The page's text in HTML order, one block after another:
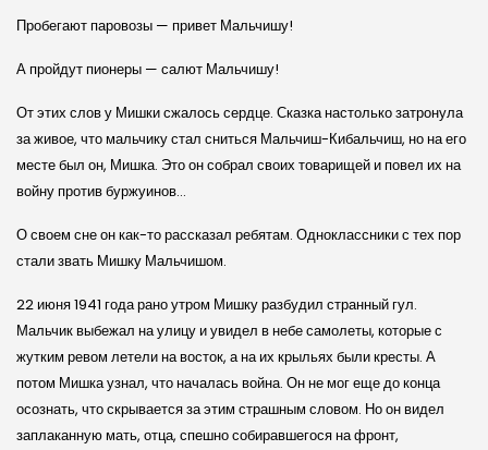
Пробегают паровозы — привет Мальчишу!
А пройдут пионеры — салют Мальчишу!
От этих слов у Мишки сжалось сердце. Сказка настолько затронула
за живое, что мальчику стал сниться Мальчиш-Кибальчиш, но на его
месте был он, Мишка. Это он собрал своих товарищей и повел их на
войну против буржуинов…
О своем сне он как-то рассказал ребятам. Одноклассники с тех пор
стали звать Мишку Мальчишом.
22 июня 1941 года рано утром Мишку разбудил странный гул.
Мальчик выбежал на улицу и увидел в небе самолеты, которые с
жутким ревом летели на восток, а на их крыльях были кресты. А
потом Мишка узнал, что началась война. Он не мог еще до конца
осознать, что скрывается за этим страшным словом. Но он видел
заплаканную мать, отца, спешно собиравшегося на фронт,